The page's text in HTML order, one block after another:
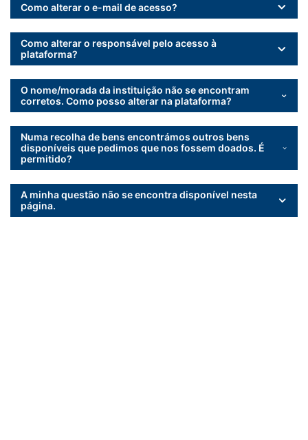
Como alterar o e-mail de acesso?
Como alterar o responsável pelo acesso à
plataforma?
O nome/morada da instituição não se encontram
corretos. Como posso alterar na plataforma?
Numa recolha de bens encontrámos outros bens
disponíveis que pedimos que nos fossem doados. É
permitido?
A minha questão não se encontra disponível nesta
página.